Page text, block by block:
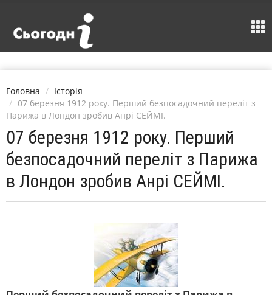
Головна
Історія
07 березня 1912 року. Перший безпосадочний переліт з
Парижа в Лондон зробив Анрі СЕЙМІ.
07 березня 1912 року. Перший
безпосадочний переліт з Парижа
в Лондон зробив Анрі СЕЙМІ.